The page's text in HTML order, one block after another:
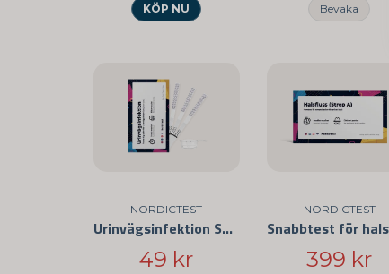
KÖP NU Bevaka
NORDICTEST
Urinvägsinfektion Snabbtest
49 kr
NORDICTEST
399 kr